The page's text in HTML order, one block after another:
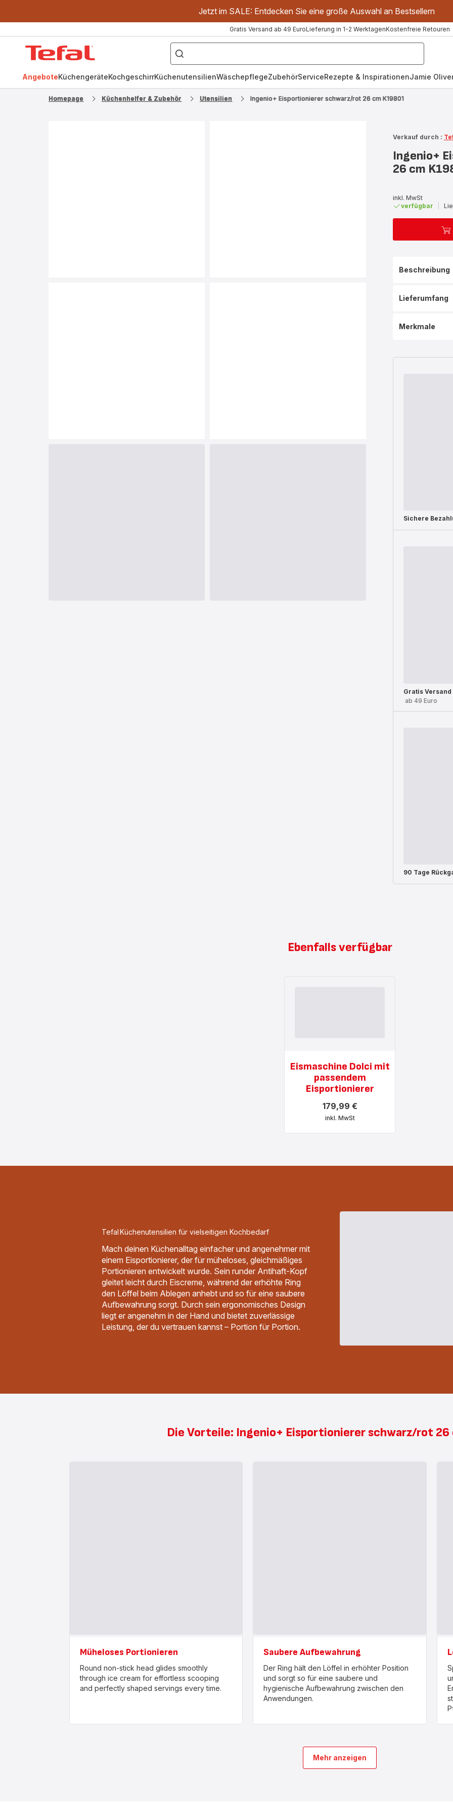
Jetzt im SALE: Entdecken Sie eine große Auswahl an Bestsellern
Gratis Versand ab 49 EuroLieferung in 1-2 WerktagenKostenfreie Retouren
["OptiGrill","Easy
Fry","Pfanne"]
AngeboteKüchengeräteKochgeschirrKüchenutensilienWäschepflegeZubehörServiceRezepte & InspirationenJamie
Homepage Küchenhelfer & Zubehör Utensilien Ingenio+ Eisportionierer schwarz/rot 26 cm K19801
Verkauf durch :
Ingenio+
26 cm
inkl. MwSt
verfügbar
Beschreibung
Lieferumfang
Merkmale
Sichere
Gratis Versand
ab 49 Euro
90 Tage
Ebenfalls verfügbar
Eismaschine Dolci mit
passendem
Eisportionierer
179,99 €
inkl. MwSt
anzeigen
Tefal Küchenutensilien für vielseitigen Kochbedarf
Mach deinen Küchenalltag einfacher und angenehmer mit
einem Eisportionierer, der für müheloses, gleichmäßiges
Portionieren entwickelt wurde. Sein runder Antihaft-Kopf
gleitet leicht durch Eiscreme, während der erhöhte Ring
den Löffel beim Ablegen anhebt und so für eine saubere
Aufbewahrung sorgt. Durch sein ergonomisches Design
liegt er angenehm in der Hand und bietet zuverlässige
Leistung, der du vertrauen kannst – Portion für Portion.
Die Vorteile: Ingenio+ Eisportionierer schwarz/rot 26
Müheloses Portionieren
Round non-stick head glides smoothly
through ice cream for effortless scooping
and perfectly shaped servings every time.
Saubere Aufbewahrung
Der Ring hält den Löffel in erhöhter Position
und sorgt so für eine saubere und
hygienische Aufbewahrung zwischen den
Anwendungen.
Mehr anzeigen